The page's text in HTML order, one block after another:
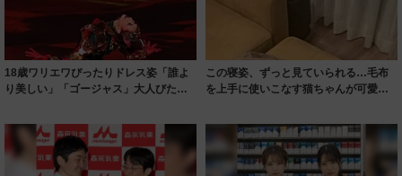
18歳ワリエワぴったりドレス姿「誰よ
り美しい」「ゴージャス」大人びた姿
この寝姿、ずっと見ていられる…毛布
を上手に使いこなす猫ちゃんが可愛す